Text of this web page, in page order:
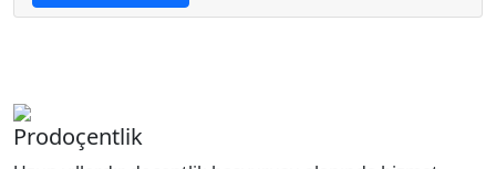
Prodoçentlik